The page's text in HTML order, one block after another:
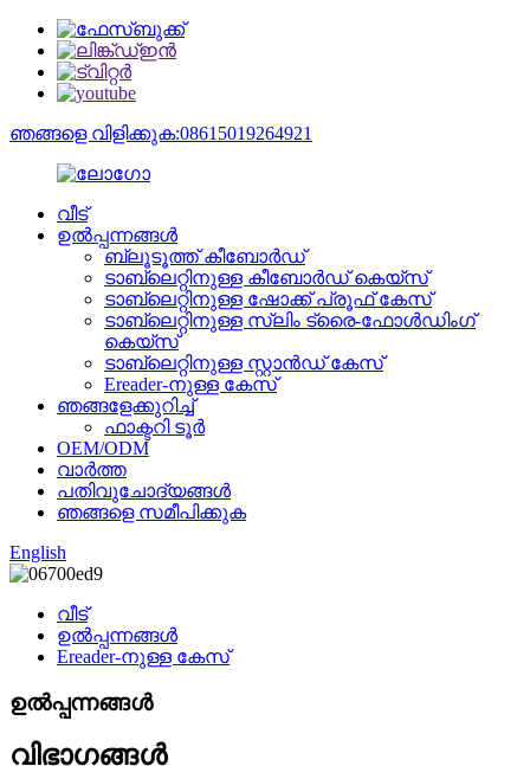
ഞങ്ങളെ വിളിക്കുക:08615019264921
വീട്
ഉൽപ്പന്നങ്ങൾ
ബ്ലൂടൂത്ത് കീബോർഡ്
ടാബ്‌ലെറ്റിനുള്ള കീബോർഡ് കെയ്‌സ്
ടാബ്‌ലെറ്റിനുള്ള ഷോക്ക് പ്രൂഫ് കേസ്
ടാബ്‌ലെറ്റിനുള്ള സ്ലിം ട്രൈ-ഫോൾഡിംഗ്
കെയ്‌സ്
ടാബ്‌ലെറ്റിനുള്ള സ്റ്റാൻഡ് കേസ്
Ereader-നുള്ള കേസ്
ഞങ്ങളേക്കുറിച്ച്
ഫാക്ടറി ടൂർ
OEM/ODM
വാർത്ത
പതിവുചോദ്യങ്ങൾ
ഞങ്ങളെ സമീപിക്കുക
English
വീട്
ഉൽപ്പന്നങ്ങൾ
Ereader-നുള്ള കേസ്
ഉൽപ്പന്നങ്ങൾ
വിഭാഗങ്ങൾ